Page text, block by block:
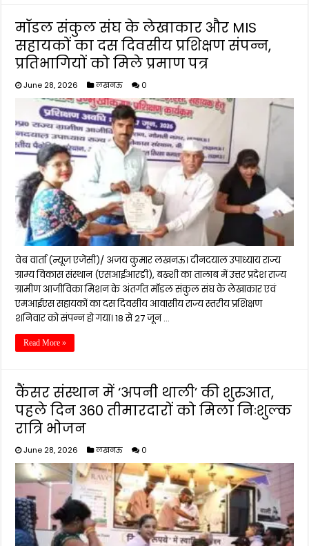
मॉडल संकुल संघ के लेखाकार और MIS
सहायकों का दस दिवसीय प्रशिक्षण संपन्न,
प्रतिभागियों को मिले प्रमाण पत्र
June 28, 2026 लखनऊ 0
वेब वार्ता (न्यूज़ एजेंसी)/ अजय कुमार लखनऊ। दीनदयाल उपाध्याय राज्य
ग्राम्य विकास संस्थान (एसआईआरडी), बख्शी का तालाब में उत्तर प्रदेश राज्य
ग्रामीण आजीविका मिशन के अंतर्गत मॉडल संकुल संघ के लेखाकार एवं
एमआईएस सहायकों का दस दिवसीय आवासीय राज्य स्तरीय प्रशिक्षण
शनिवार को संपन्न हो गया। 18 से 27 जून …
Read More »
कैंसर संस्थान में ‘अपनी थाली’ की शुरुआत,
पहले दिन 360 तीमारदारों को मिला निःशुल्क
रात्रि भोजन
June 28, 2026 लखनऊ 0